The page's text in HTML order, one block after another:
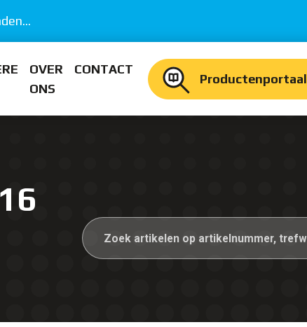
OVER
ONS
CONTACT
Productenportaal